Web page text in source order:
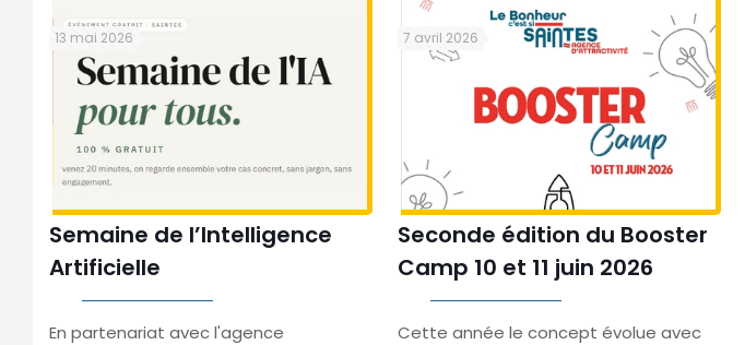
13 mai 2026
Semaine de l’Intelligence
Artificielle
En partenariat avec l'agence
7 avril 2026
Seconde édition du Booster
Camp 10 et 11 juin 2026
Cette année le concept évolue avec